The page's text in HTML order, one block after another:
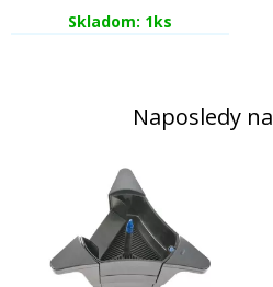
Skladom: 1ks
Naposledy